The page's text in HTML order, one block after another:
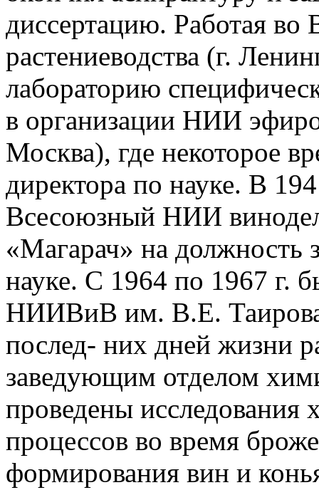
диссертацию. Работая во
растениеводства (г.
лабораторию
в организации НИИ
Москва), где некоторое
директора по науке. В
Всесоюзный НИИ
«Магарач» на должность
науке. С 1964 по 1967 г.
НИИВиВ им. В.Е. Таирова
послед- них дней жизни
заведующим отделом
проведены исследования
процессов во время
формирования вин и